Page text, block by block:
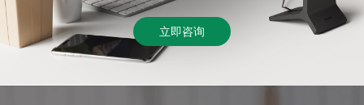
立即咨询